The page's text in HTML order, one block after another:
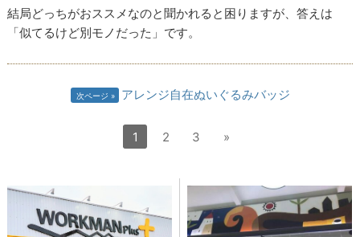
結局どっちがおススメなのと聞かれると困りますが、答えは
「似てるけど別モノだった」です。
次ページ アレンジ自在ぬいぐるみバッジ
1 2 3 »